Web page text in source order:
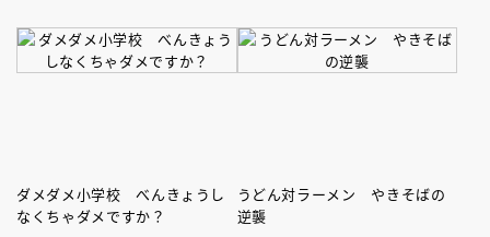
ダメダメ小学校 べんきょうし
なくちゃダメですか？
うどん対ラーメン やきそばの
逆襲